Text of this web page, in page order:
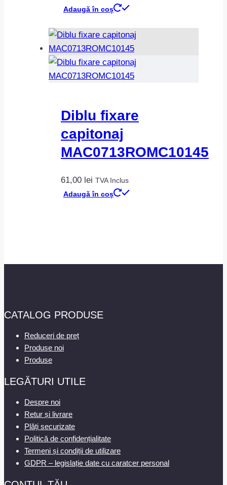
Adaugă în coș
Diblu fixare
capitonaj
MAC0713ROMC10145
61,00 lei TVA Inclus
Adaugă în coș
CATALOG PRODUSE
Reduceri de preț
Produse noi
Produse
LEGĂTURI UTILE
Despre noi
Retur și livrare
Plăți securizate
Politică de confidențialitate
Termeni și condiții de utilizare
GDPR – legislație date cu caratcer personal